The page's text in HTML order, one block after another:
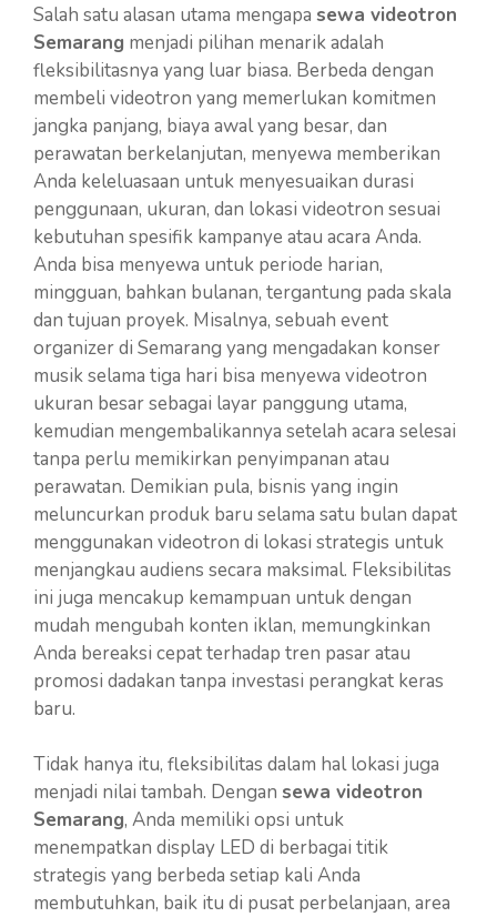
Salah satu alasan utama mengapa sewa videotron
Semarang menjadi pilihan menarik adalah
fleksibilitasnya yang luar biasa. Berbeda dengan
membeli videotron yang memerlukan komitmen
jangka panjang, biaya awal yang besar, dan
perawatan berkelanjutan, menyewa memberikan
Anda keleluasaan untuk menyesuaikan durasi
penggunaan, ukuran, dan lokasi videotron sesuai
kebutuhan spesifik kampanye atau acara Anda.
Anda bisa menyewa untuk periode harian,
mingguan, bahkan bulanan, tergantung pada skala
dan tujuan proyek. Misalnya, sebuah event
organizer di Semarang yang mengadakan konser
musik selama tiga hari bisa menyewa videotron
ukuran besar sebagai layar panggung utama,
kemudian mengembalikannya setelah acara selesai
tanpa perlu memikirkan penyimpanan atau
perawatan. Demikian pula, bisnis yang ingin
meluncurkan produk baru selama satu bulan dapat
menggunakan videotron di lokasi strategis untuk
menjangkau audiens secara maksimal. Fleksibilitas
ini juga mencakup kemampuan untuk dengan
mudah mengubah konten iklan, memungkinkan
Anda bereaksi cepat terhadap tren pasar atau
promosi dadakan tanpa investasi perangkat keras
baru.
Tidak hanya itu, fleksibilitas dalam hal lokasi juga
menjadi nilai tambah. Dengan sewa videotron
Semarang, Anda memiliki opsi untuk
menempatkan display LED di berbagai titik
strategis yang berbeda setiap kali Anda
membutuhkan, baik itu di pusat perbelanjaan, area